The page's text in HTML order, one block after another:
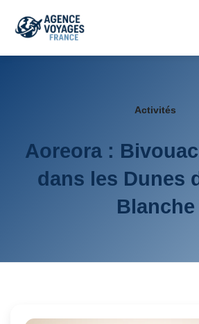
Activités
Aoreora :
dans les Dunes
Blanche